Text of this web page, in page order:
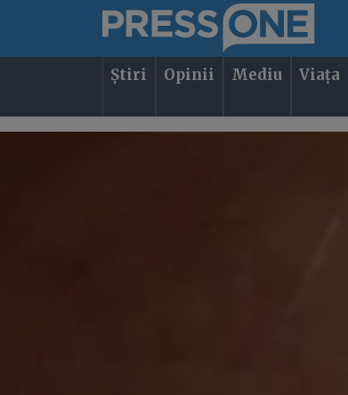
Știri Opinii Mediu Viața